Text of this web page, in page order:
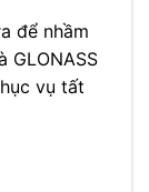
để nhầm
GLONASS
vụ tất